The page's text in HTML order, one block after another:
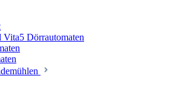
Vita5 Dörrautomaten